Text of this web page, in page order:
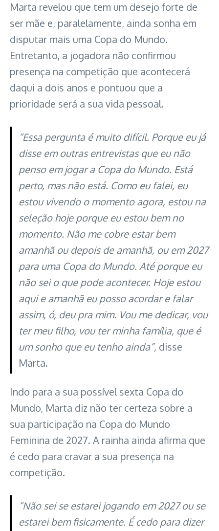
Marta revelou que tem um desejo forte de
ser mãe e, paralelamente, ainda sonha em
disputar mais uma Copa do Mundo.
Entretanto, a jogadora não confirmou
presença na competição que acontecerá
daqui a dois anos e pontuou que a
prioridade será a sua vida pessoal.
“Essa pergunta é muito difícil. Porque eu já
disse em outras entrevistas que eu não
penso em jogar a Copa do Mundo. Está
perto, mas não está. Como eu falei, eu
estou vivendo o momento agora, estou na
seleção hoje porque eu estou bem no
momento. Não me cobre estar bem
amanhã ou depois de amanhã, ou em 2027
para uma Copa do Mundo. Até porque eu
não sei o que pode acontecer. Hoje estou
aqui e amanhã eu posso acordar e falar
assim, ó, deu pra mim. Vou me dedicar, vou
ter meu filho, vou ter minha família, que é
um sonho que eu tenho ainda”, disse
Marta.
Indo para a sua possível sexta Copa do
Mundo, Marta diz não ter certeza sobre a
sua participação na Copa do Mundo
Feminina de 2027. A rainha ainda afirma que
é cedo para cravar a sua presença na
competição.
“Não sei se estarei jogando em 2027 ou se
estarei bem fisicamente. É cedo para dizer